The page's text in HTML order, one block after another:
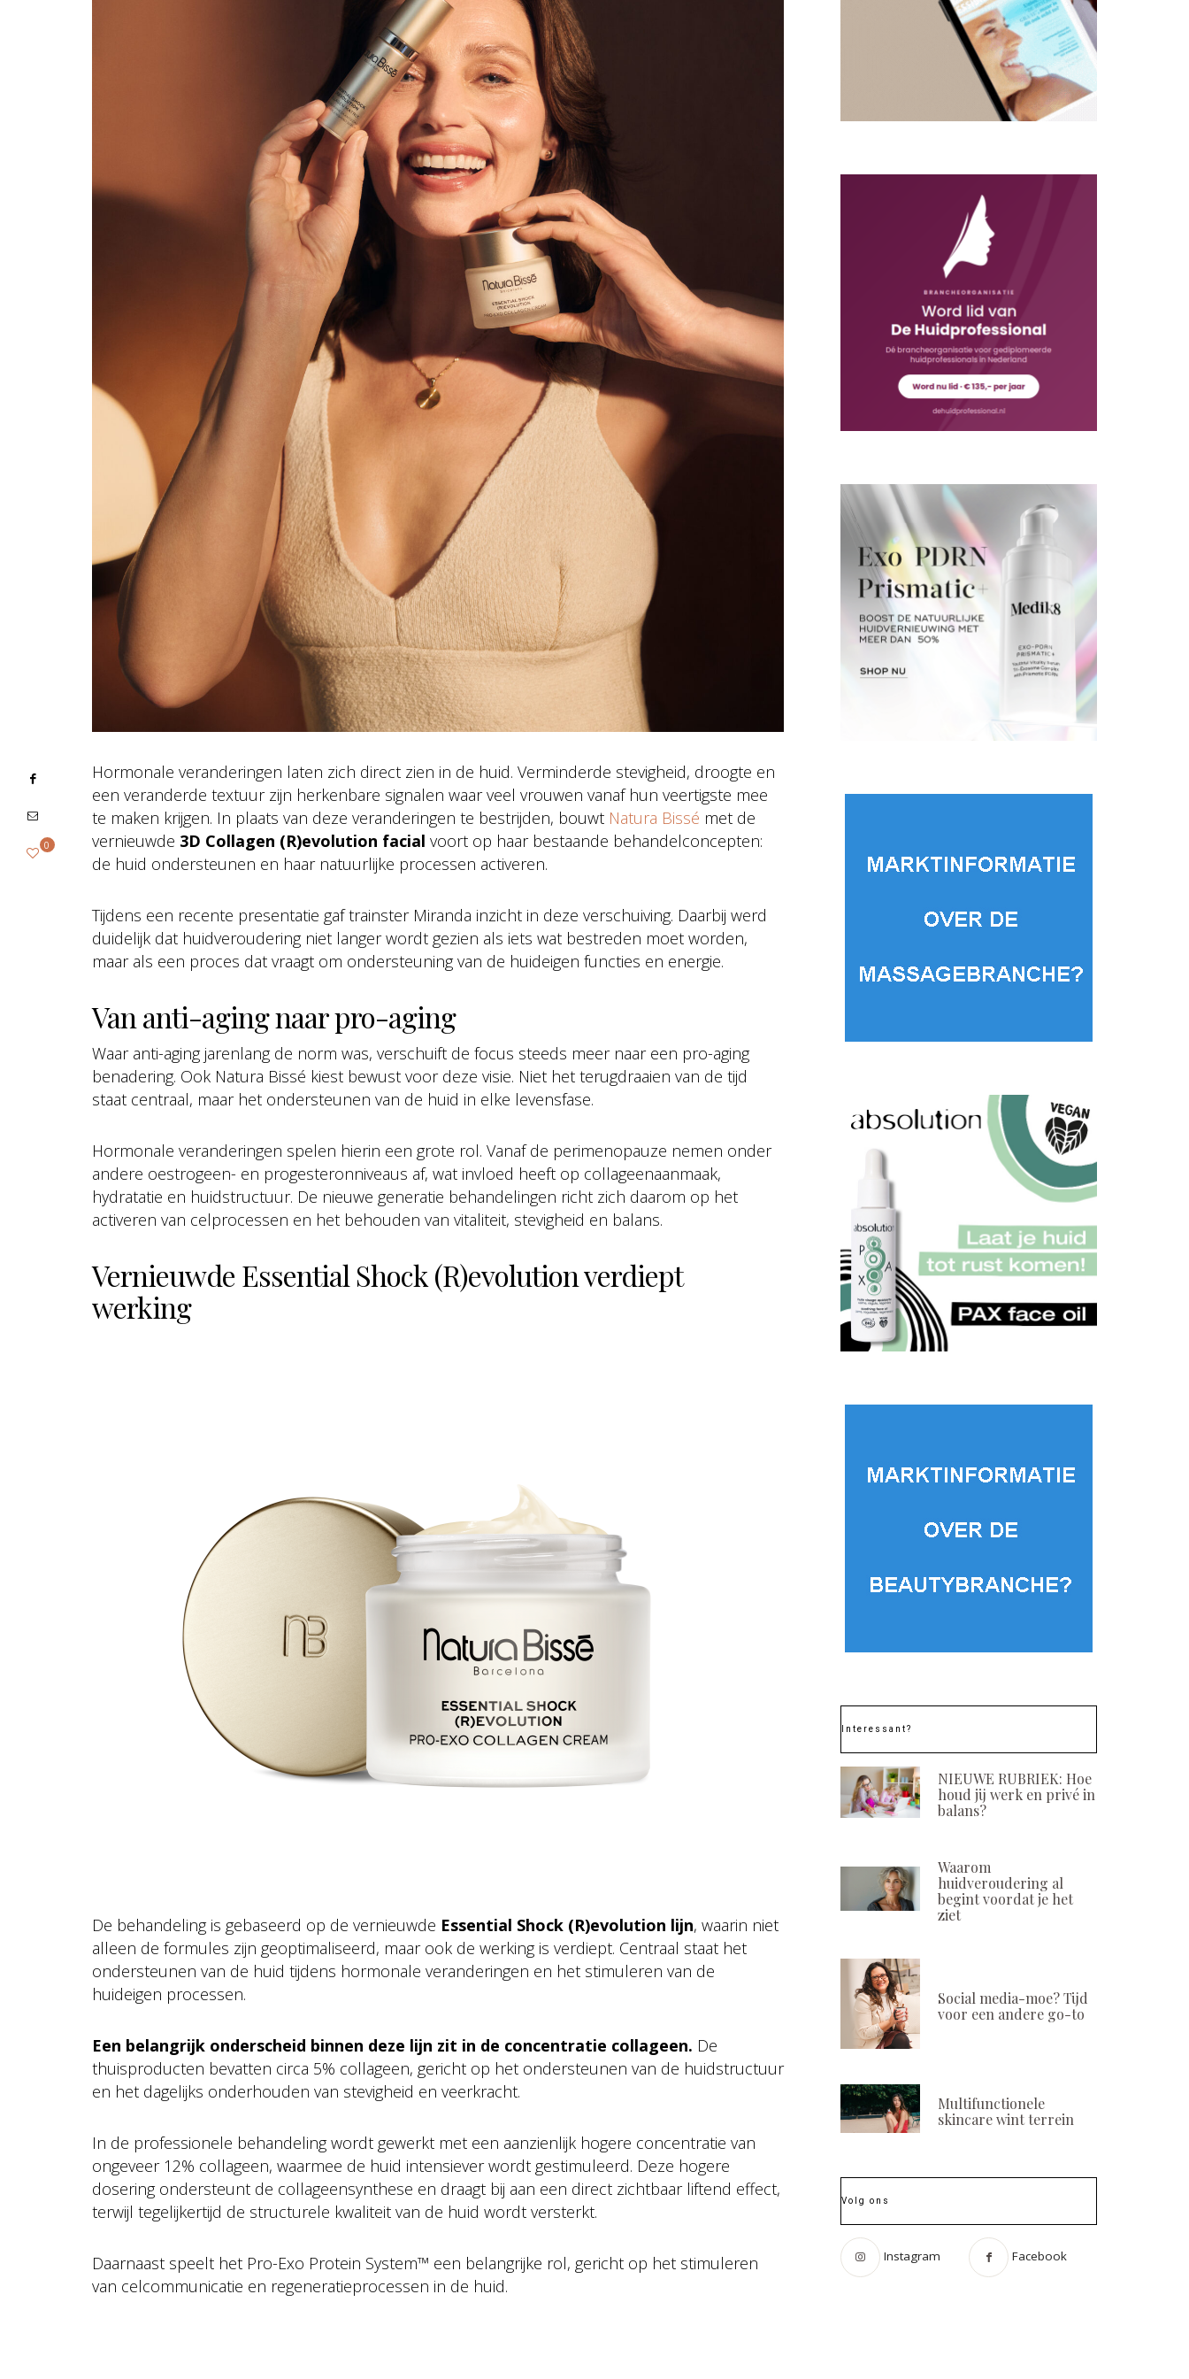
Hormonale veranderingen laten zich direct zien in de huid. Verminderde stevigheid, droogte en
een veranderde textuur zijn herkenbare signalen waar veel vrouwen vanaf hun veertigste mee
te maken krijgen. In plaats van deze veranderingen te bestrijden, bouwt Natura Bissé met de
vernieuwde 3D Collagen (R)evolution facial voort op haar bestaande behandelconcepten:
de huid ondersteunen en haar natuurlijke processen activeren.
Tijdens een recente presentatie gaf trainster Miranda inzicht in deze verschuiving. Daarbij werd
duidelijk dat huidveroudering niet langer wordt gezien als iets wat bestreden moet worden,
maar als een proces dat vraagt om ondersteuning van de huideigen functies en energie.
Van anti-aging naar pro-aging
Waar anti-aging jarenlang de norm was, verschuift de focus steeds meer naar een pro-aging
benadering. Ook Natura Bissé kiest bewust voor deze visie. Niet het terugdraaien van de tijd
staat centraal, maar het ondersteunen van de huid in elke levensfase.
Hormonale veranderingen spelen hierin een grote rol. Vanaf de perimenopauze nemen onder
andere oestrogeen- en progesteronniveaus af, wat invloed heeft op collageenaanmaak,
hydratatie en huidstructuur. De nieuwe generatie behandelingen richt zich daarom op het
activeren van celprocessen en het behouden van vitaliteit, stevigheid en balans.
Vernieuwde Essential Shock (R)evolution verdiept
werking
De behandeling is gebaseerd op de vernieuwde Essential Shock (R)evolution lijn, waarin niet
alleen de formules zijn geoptimaliseerd, maar ook de werking is verdiept. Centraal staat het
ondersteunen van de huid tijdens hormonale veranderingen en het stimuleren van de
huideigen processen.
Een belangrijk onderscheid binnen deze lijn zit in de concentratie collageen. De
thuisproducten bevatten circa 5% collageen, gericht op het ondersteunen van de huidstructuur
en het dagelijks onderhouden van stevigheid en veerkracht.
In de professionele behandeling wordt gewerkt met een aanzienlijk hogere concentratie van
ongeveer 12% collageen, waarmee de huid intensiever wordt gestimuleerd. Deze hogere
dosering ondersteunt de collageensynthese en draagt bij aan een direct zichtbaar liftend effect,
terwijl tegelijkertijd de structurele kwaliteit van de huid wordt versterkt.
Daarnaast speelt het Pro-Exo Protein System™ een belangrijke rol, gericht op het stimuleren
van celcommunicatie en regeneratieprocessen in de huid.
0
Interessant?
NIEUWE RUBRIEK: Hoe
houd jij werk en privé in
balans?
Waarom
huidveroudering al
begint voordat je het
ziet
Social media-moe? Tijd
voor een andere go-to
Multifunctionele
skincare wint terrein
Volg ons
Instagram Facebook